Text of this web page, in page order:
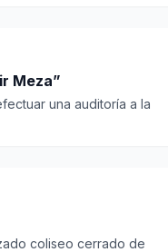
Meza”
una auditoría a la
coliseo cerrado de